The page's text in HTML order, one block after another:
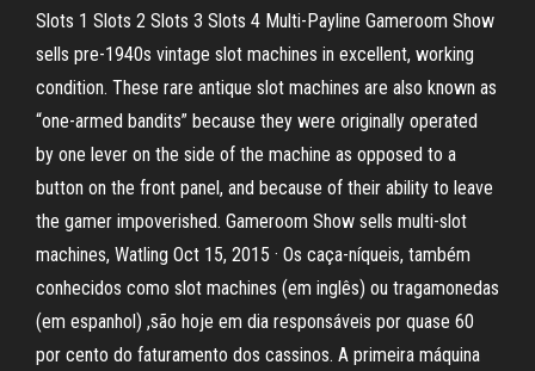
Slots 1 Slots 2 Slots 3 Slots 4 Multi-Payline Gameroom Show
sells pre-1940s vintage slot machines in excellent, working
condition. These rare antique slot machines are also known as
“one-armed bandits” because they were originally operated
by one lever on the side of the machine as opposed to a
button on the front panel, and because of their ability to leave
the gamer impoverished. Gameroom Show sells multi-slot
machines, Watling Oct 15, 2015 · Os caça-níqueis, também
conhecidos como slot machines (em inglês) ou tragamonedas
(em espanhol) ,são hoje em dia responsáveis por quase 60
por cento do faturamento dos cassinos. A primeira máquina